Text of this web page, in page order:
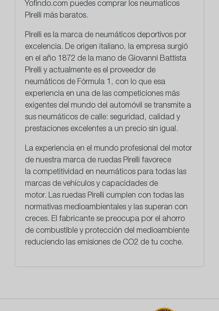
Yofindo.com puedes comprar los neumaticos
Pirelli más baratos.
Pirelli es la marca de neumáticos deportivos por
excelencia. De origen italiano, la empresa surgió
en el año 1872 de la mano de Giovanni Battista
Pirelli y actualmente es el proveedor de
neumáticos de Fórmula 1, con lo que esa
experiencia en una de las competiciones más
exigentes del mundo del automóvil se transmite a
sus neumáticos de calle: seguridad, calidad y
prestaciones excelentes a un precio sin igual.
La experiencia en el mundo profesional del motor
de nuestra marca de ruedas Pirelli favorece
la competitividad en neumáticos para todas las
marcas de vehículos y capacidades de
motor. Las ruedas Pirelli cumplen con todas las
normativas medioambientales y las superan con
creces. El fabricante se preocupa por el ahorro
de combustible y protección del medioambiente
reduciendo las emisiones de CO2 de tu coche.